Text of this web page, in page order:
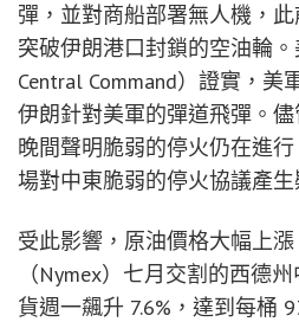
彈，並對商船部署無人機，
突破伊朗港口封鎖的空油輪。
Central Command）證實，美
伊朗針對美軍的彈道飛彈。
晚間聲明脆弱的停火仍在進
場對中東脆弱的停火協議產生
受此影響，原油價格大幅上
（Nymex）七月交割的西德
貨週一飆升 7.6%，達到每桶